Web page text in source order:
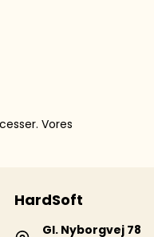
Vores
HardSoft
Gl. Nyborgvej 78